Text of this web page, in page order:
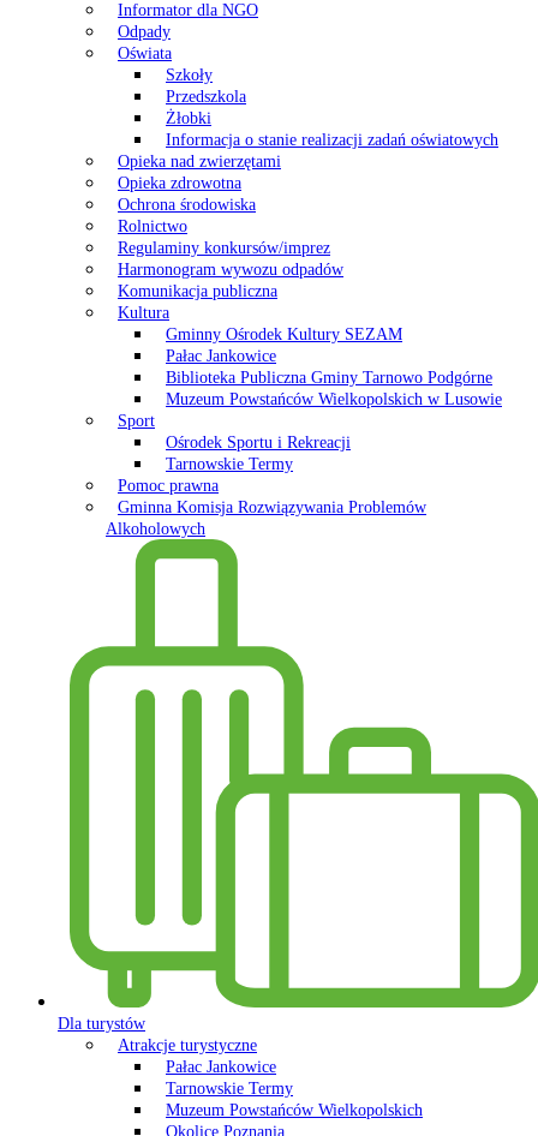
Informator dla NGO
Odpady
Oświata
Szkoły
Przedszkola
Żłobki
Informacja o stanie realizacji zadań oświatowych
Opieka nad zwierzętami
Opieka zdrowotna
Ochrona środowiska
Rolnictwo
Regulaminy konkursów/imprez
Harmonogram wywozu odpadów
Komunikacja publiczna
Kultura
Gminny Ośrodek Kultury SEZAM
Pałac Jankowice
Biblioteka Publiczna Gminy Tarnowo Podgórne
Muzeum Powstańców Wielkopolskich w Lusowie
Sport
Ośrodek Sportu i Rekreacji
Tarnowskie Termy
Pomoc prawna
Gminna Komisja Rozwiązywania Problemów
Alkoholowych
Dla turystów
Atrakcje turystyczne
Pałac Jankowice
Tarnowskie Termy
Muzeum Powstańców Wielkopolskich
Okolice Poznania